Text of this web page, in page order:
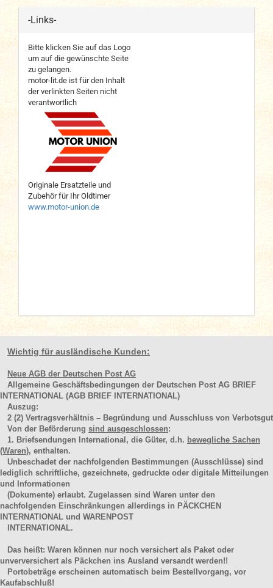
-Links-
Bitte klicken Sie auf das Logo
um auf die gewünschte Seite
zu gelangen.
motor-lit.de ist für den Inhalt
der verlinkten Seiten nicht
verantwortlich
Originale Ersatzteile und
Zubehör für Ihr Oldtimer
www.motor-union.de
Wichtig für ausländische Kunden:
Neue AGB der Deutschen Post AG
Allgemeine Geschäftsbedingungen der Deutschen Post AG BRIEF
INTERNATIONAL (AGB BRIEF INTERNATIONAL)
Auszug:
2 (2) Vertragsverhältnis – Begründung und Ausschluss von Verbotsgut
Von der Beförderung sind ausgeschlossen:
1. Briefsendungen International, die Güter, d.h. bewegliche Sachen
(Waren), enthalten.
Unbeschadet der nachfolgenden Bestimmungen (Ausschlüsse) sind
lediglich schriftliche, gezeichnete, gedruckte oder digitale Mitteilungen
und Informationen
(Dokumente) erlaubt. Zugelassen sind Waren unter den
nachfolgenden Einschränkungen allerdings in PÄCKCHEN
INTERNATIONAL und WARENPOST
INTERNATIONAL.
Das heißt: Waren können nur noch versichert als Paket oder
unverversichert als Päckchen ins Ausland versandt werden!!
Portobeträge erscheinen automatisch beim Bestellvorgang, vor
Kaufabschluß!